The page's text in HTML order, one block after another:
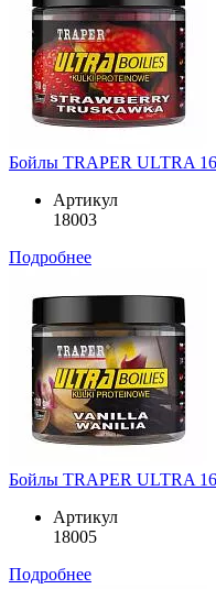
Бойлы TRAPER ULTRA
Артикул
18003
Подробнее
Бойлы TRAPER ULTRA
Артикул
18005
Подробнее